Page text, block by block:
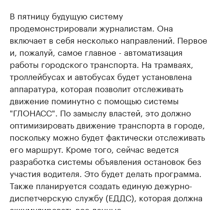
В пятницу будущую систему
продемонстрировали журналистам. Она
включает в себя несколько направлений. Первое
и, пожалуй, самое главное - автоматизация
работы городского транспорта. На трамваях,
троллейбусах и автобусах будет установлена
аппаратура, которая позволит отслеживать
движение поминутно с помощью системы
"ГЛОНАСС". По замыслу властей, это должно
оптимизировать движение транспорта в городе,
поскольку можно будет фактически отслеживать
его маршрут. Кроме того, сейчас ведется
разработка системы объявления остановок без
участия водителя. Это будет делать программа.
Также планируется создать единую дежурно-
диспетчерскую службу (ЕДДС), которая должна